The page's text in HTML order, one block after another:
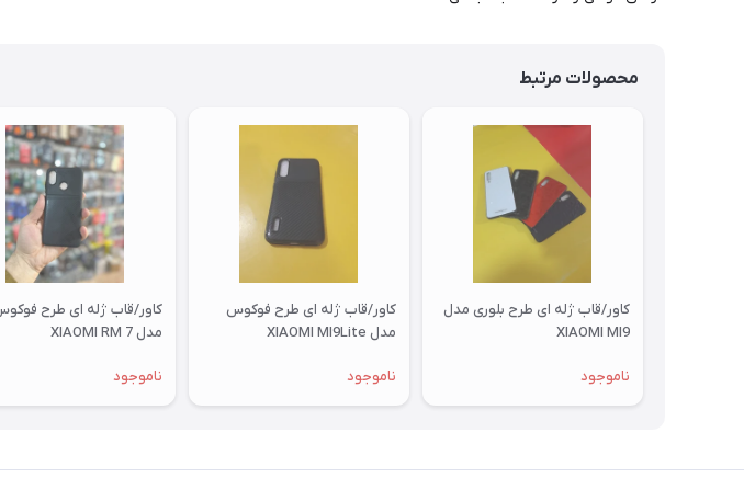
محصولات مرتبط
کاور/قاب ژله ای طرح بلوری مدل
XIAOMI MI9
ناموجود
کاور/قاب ژله ای طرح فوکوس
مدل XIAOMI MI9Lite
ناموجود
کاور/قاب ژله ای طرح
مدل XIAOMI RM 7
ناموجود